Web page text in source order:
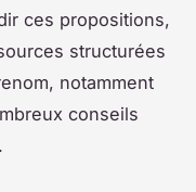
ces propositions,
structurées
notamment
conseils